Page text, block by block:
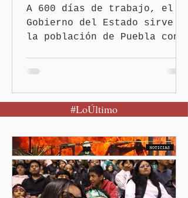
A 600 días de trabajo, el
Gobierno del Estado sirve a
la población de Puebla con
pública heredada del Museo
Internacional del Barroco
del erario en los gobiernos
neoliberales del pasado.
#LoÚltimo